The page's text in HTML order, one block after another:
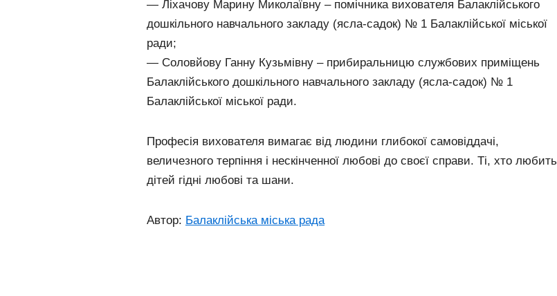
— Ліхачову Марину Миколаївну – помічника вихователя Балаклійського
дошкільного навчального закладу (ясла-садок) № 1 Балаклійської міської
ради;
— Соловйову Ганну Кузьмівну – прибиральницю службових приміщень
Балаклійського дошкільного навчального закладу (ясла-садок) № 1
Балаклійської міської ради.
Професія вихователя вимагає від людини глибокої самовіддачі,
величезного терпіння і нескінченної любові до своєї справи. Ті, хто любить
дітей гідні любові та шани.
Автор: Балаклійська міська рада